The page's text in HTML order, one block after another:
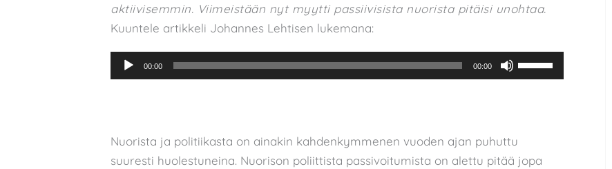
aktiivisemmin. Viimeistään nyt myytti passiivisista nuorista pitäisi unohtaa.
Kuuntele artikkeli Johannes Lehtisen lukemana:
Äänitoistin
00:00 00:00
Nuolinäppäimillä
ylös
säädät
äänenvoimakkuutta
Nuorista ja politiikasta on ainakin kahdenkymmenen vuoden ajan puhuttu
suuresti huolestuneina. Nuorison poliittista passivoitumista on alettu pitää jopa